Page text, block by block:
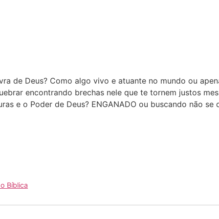
de Deus? Como algo vivo e atuante no mundo ou
encontrando brechas nele que te tornem justos
e o Poder de Deus? ENGANADO ou buscando não
Bíblica